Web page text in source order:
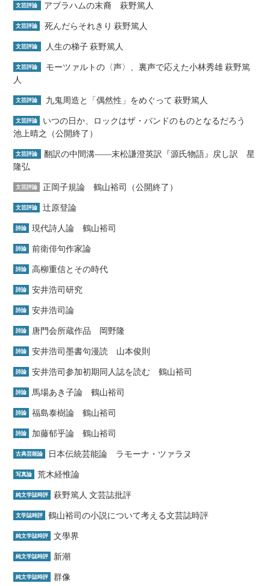
文芸評論 アブラハムの末裔 萩野篤人
文芸評論 死んだらそれきり 萩野篤人
文芸評論 人生の梯子 萩野篤人
文芸評論
モーツァルトの〈声〉、裏声で応えた小林秀雄 萩野篤
人
文芸評論 九鬼周造と「偶然性」をめぐって 萩野篤人
文芸評論
いつの日か、ロックはザ・バンドのものとなるだろう
池上晴之（公開終了）
文芸評論
翻訳の中間溝――末松謙澄英訳『源氏物語』戻し訳 星
隆弘
文芸評論 正岡子規論 鶴山裕司（公開終了）
文芸評論 辻原登論
詩論 現代詩人論 鶴山裕司
詩論 前衛俳句作家論
詩論 高柳重信とその時代
詩論 安井浩司研究
詩論 安井浩司論
詩論 唐門会所蔵作品 岡野隆
詩論 安井浩司墨書句漫読 山本俊則
詩論 安井浩司参加初期同人誌を読む 鶴山裕司
詩論 馬場あき子論 鶴山裕司
詩論 福島泰樹論 鶴山裕司
詩論 加藤郁乎論 鶴山裕司
古典芸能論 日本伝統芸能論 ラモーナ・ツァラヌ
写真論 荒木経惟論
純文学誌時評 萩野篤人 文芸誌批評
文学誌時評 鶴山裕司の小説について考える文芸誌時評
純文学誌時評 文學界
純文学誌時評 新潮
純文学誌時評 群像